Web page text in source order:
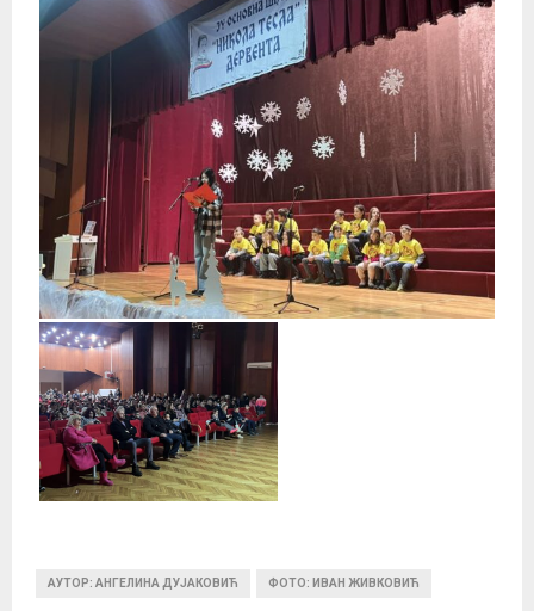
АУТОР: АНГЕЛИНА ДУЈАКОВИЋ ФОТО: ИВАН ЖИВКОВИЋ